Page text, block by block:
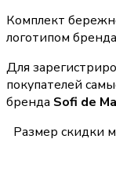
Комплект
логотипом
Для
покупателей
бренда Sofi de
Размер скидки